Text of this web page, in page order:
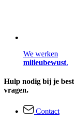
We werken
milieubewust.
Hulp nodig bij je
vragen.
Contact